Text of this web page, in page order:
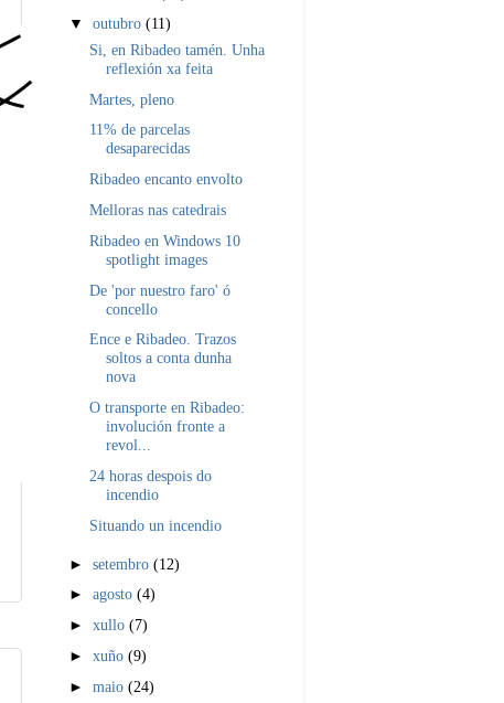
▼outubro(11)
Si, en Ribadeo tamén. Unha
reflexión xa feita
Martes, pleno
11% de parcelas
desaparecidas
Ribadeo encanto envolto
Melloras nas catedrais
Ribadeo en Windows 10
spotlight images
De 'por nuestro faro' ó
concello
Ence e Ribadeo. Trazos
soltos a conta dunha
nova
O transporte en Ribadeo:
involución fronte a
revol...
24 horas despois do
incendio
Situando un incendio
►setembro(12)
►agosto(4)
►xullo(7)
►xuño(9)
►maio(24)